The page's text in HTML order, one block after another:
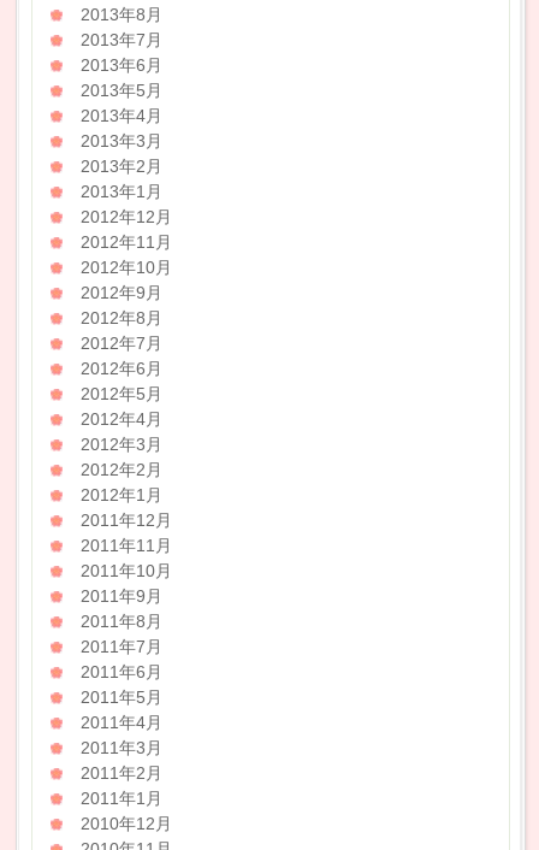
2013年8月
2013年7月
2013年6月
2013年5月
2013年4月
2013年3月
2013年2月
2013年1月
2012年12月
2012年11月
2012年10月
2012年9月
2012年8月
2012年7月
2012年6月
2012年5月
2012年4月
2012年3月
2012年2月
2012年1月
2011年12月
2011年11月
2011年10月
2011年9月
2011年8月
2011年7月
2011年6月
2011年5月
2011年4月
2011年3月
2011年2月
2011年1月
2010年12月